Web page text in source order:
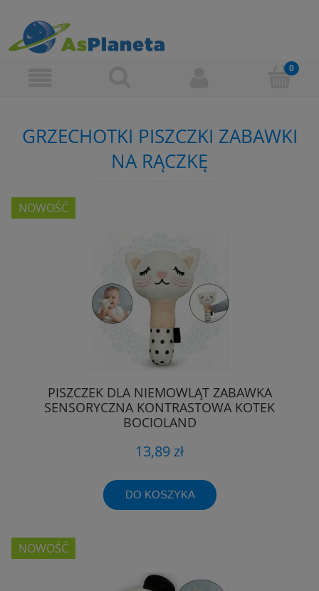
GRZECHOTKI PISZCZKI ZABAWKI
NA RĄCZKĘ
PISZCZEK DLA NIEMOWLĄT ZABAWKA
SENSORYCZNA KONTRASTOWA KOTEK
BOCIOLAND
13,89 zł
DO KOSZYKA
NOWOŚĆ
NOWOŚĆ